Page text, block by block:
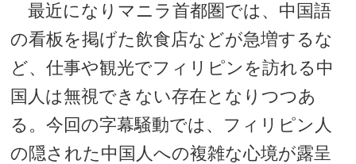
最近になりマニラ首都圏では、中国語
の看板を掲げた飲食店などが急増するな
ど、仕事や観光でフィリピンを訪れる中
国人は無視できない存在となりつつあ
る。今回の字幕騒動では、フィリピン人
の隠された中国人への複雑な心境が露呈